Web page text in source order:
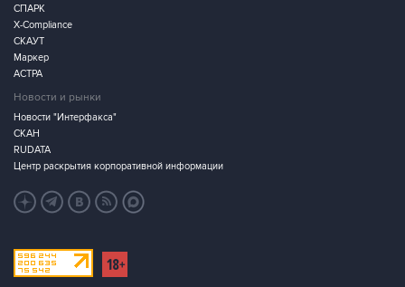
СПАРК
X-Compliance
СКАУТ
Маркер
АСТРА
Новости и рынки
Новости "Интерфакса"
СКАН
RUDATA
Центр раскрытия корпоративной информации